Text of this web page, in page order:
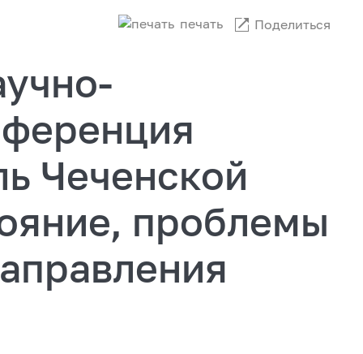
печать Поделиться
Чеченской
проблемы